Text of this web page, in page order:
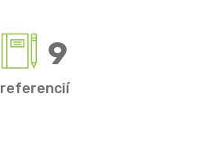
9
referencií